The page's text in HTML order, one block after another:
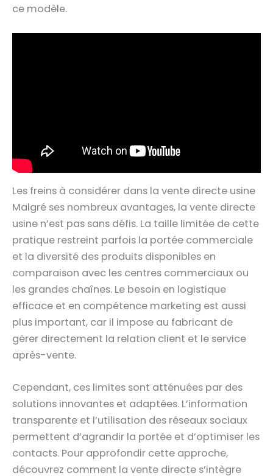
ce modèle.
Les freins à considérer dans la vente directe usine
Malgré ses nombreux avantages, la vente directe
usine n’est pas sans défis. La taille limitée de cette
pratique restreint parfois la portée commerciale
et la diversité des produits disponibles en
comparaison avec les centres commerciaux ou
les grandes chaînes. Le besoin en logistique
efficace et en compétence marketing est aussi
plus important, car il impose au fabricant de
gérer directement la relation client et le service
après-vente.
Cependant, ces limites sont atténuées par des
solutions innovantes et adaptées. L’information
transparente et l’utilisation des réseaux sociaux
permettent d’agrandir la portée et d’optimiser les
contacts. Pour approfondir cette approche,
découvrez comment la vente directe s’intègre